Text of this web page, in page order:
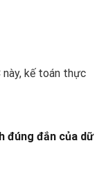
này, kế toán thực
đúng đắn của dữ